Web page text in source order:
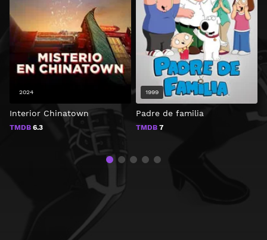
Interior Chinatown
TMDB 6.3
2024
Padre de familia
TMDB 7
1999